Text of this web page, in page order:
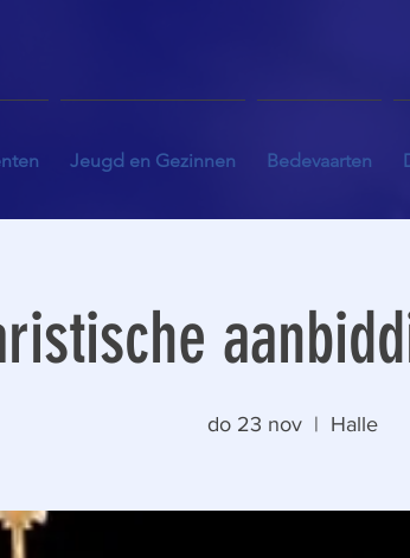
Jeugd en Gezinnen Bedevaarten
do 23 nov
  |
Halle